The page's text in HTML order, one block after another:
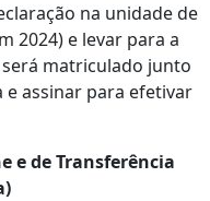
na unidade de
2024) e levar para a
matriculado junto
e assinar para efetivar
e de Transferência